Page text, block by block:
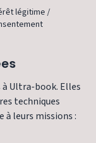
légitime /
Ultra-book. Elles
techniques
leurs missions :